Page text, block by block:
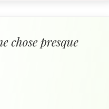
chose presque